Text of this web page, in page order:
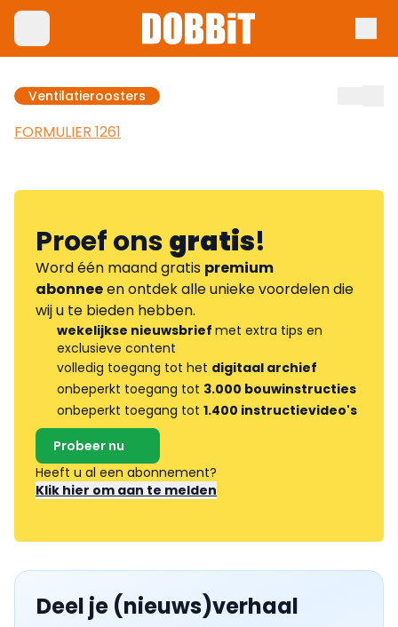
Ventilatieroosters
FORMULIER 1261
Proef onsgratis!
Word één maand gratis premium
abonneeen ontdek alle unieke voordelen die
wij u te bieden hebben.
wekelijkse nieuwsbrief met extra tips en
exclusieve content
volledig toegang tot het digitaal archief
onbeperkt toegang tot 3.000 bouwinstructies
onbeperkt toegang tot 1.400 instructievideo's
Probeer nu
Heeft u al een abonnement?
Klik hier om aan te melden
Deel je (nieuws)verhaal